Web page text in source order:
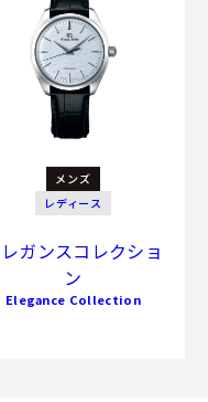
メンズ
レディース
ガンスコレクショ
ン
Elegance Collection